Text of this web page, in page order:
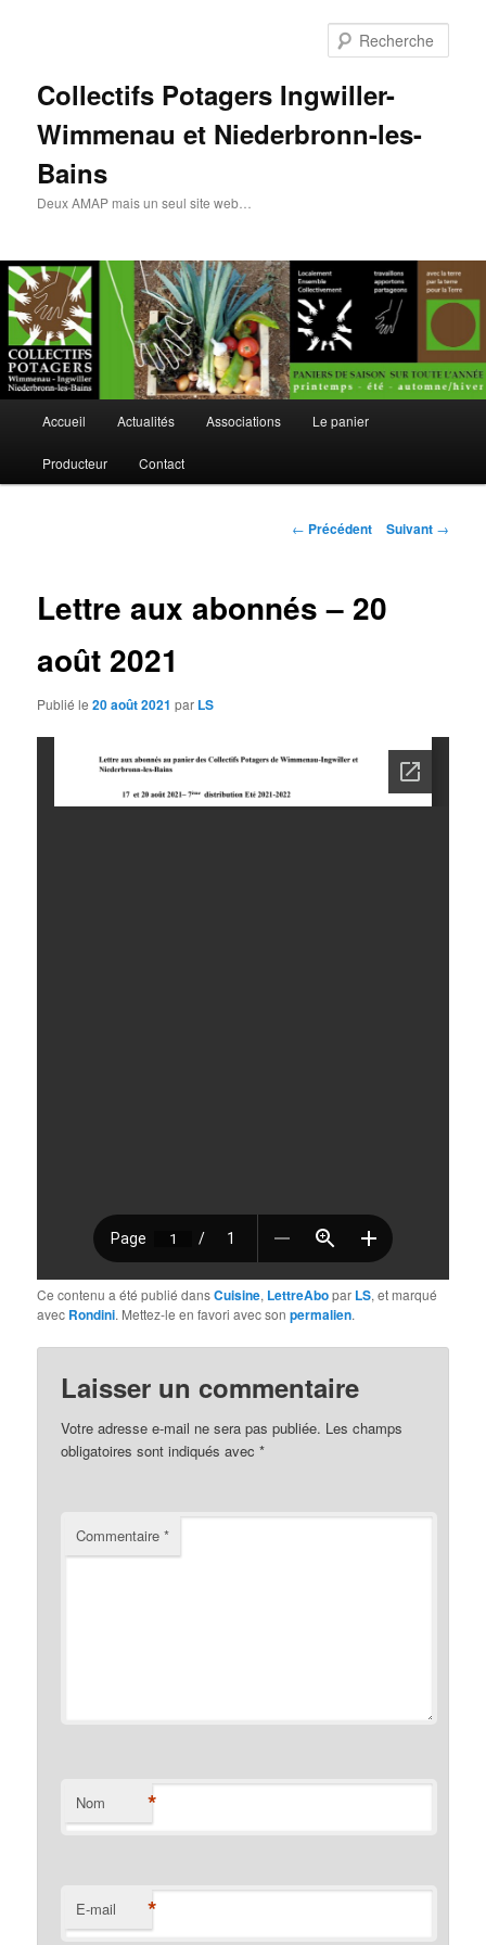
Collectifs Potagers Ingwiller-
Wimmenau et Niederbronn-les-
Bains
Deux AMAP mais un seul site web…
Aller
au
Accueil Actualités Associations Le panier
Producteur Contact
Navigation
← Précédent Suivant →
Lettre aux abonnés – 20
août 2021
Publié le20 août 2021 par LS
Ce contenu a été publié dansCuisine, LettreAbopar LS, et marqué
avec Rondini. Mettez-le en favori avec sonpermalien.
Laisser un commentaire
Votre adresse e-mail ne sera pas publiée. Les champs
obligatoires sont indiqués avec*
Commentaire*
Nom *
E-mail *